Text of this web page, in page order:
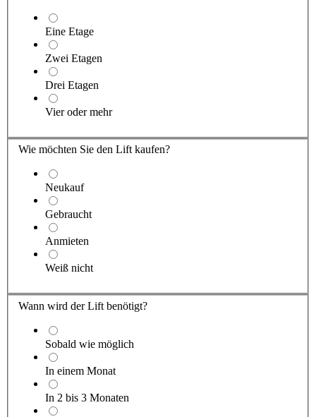
Eine Etage
Zwei Etagen
Drei Etagen
Vier oder mehr
Wie möchten Sie den Lift kaufen?
Neukauf
Gebraucht
Anmieten
Weiß nicht
Wann wird der Lift benötigt?
Sobald wie möglich
In einem Monat
In 2 bis 3 Monaten